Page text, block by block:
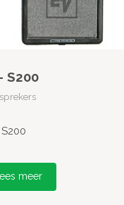
S200
meer